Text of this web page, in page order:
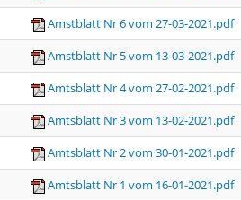
Amstblatt Nr 6 vom 27-03-2021.pdf
Amstblatt Nr 5 vom 13-03-2021.pdf
Amtsblatt Nr 4 vom 27-02-2021.pdf
Amtsblatt Nr 3 vom 13-02-2021.pdf
Amtsblatt Nr 2 vom 30-01-2021.pdf
Amtsblatt Nr 1 vom 16-01-2021.pdf